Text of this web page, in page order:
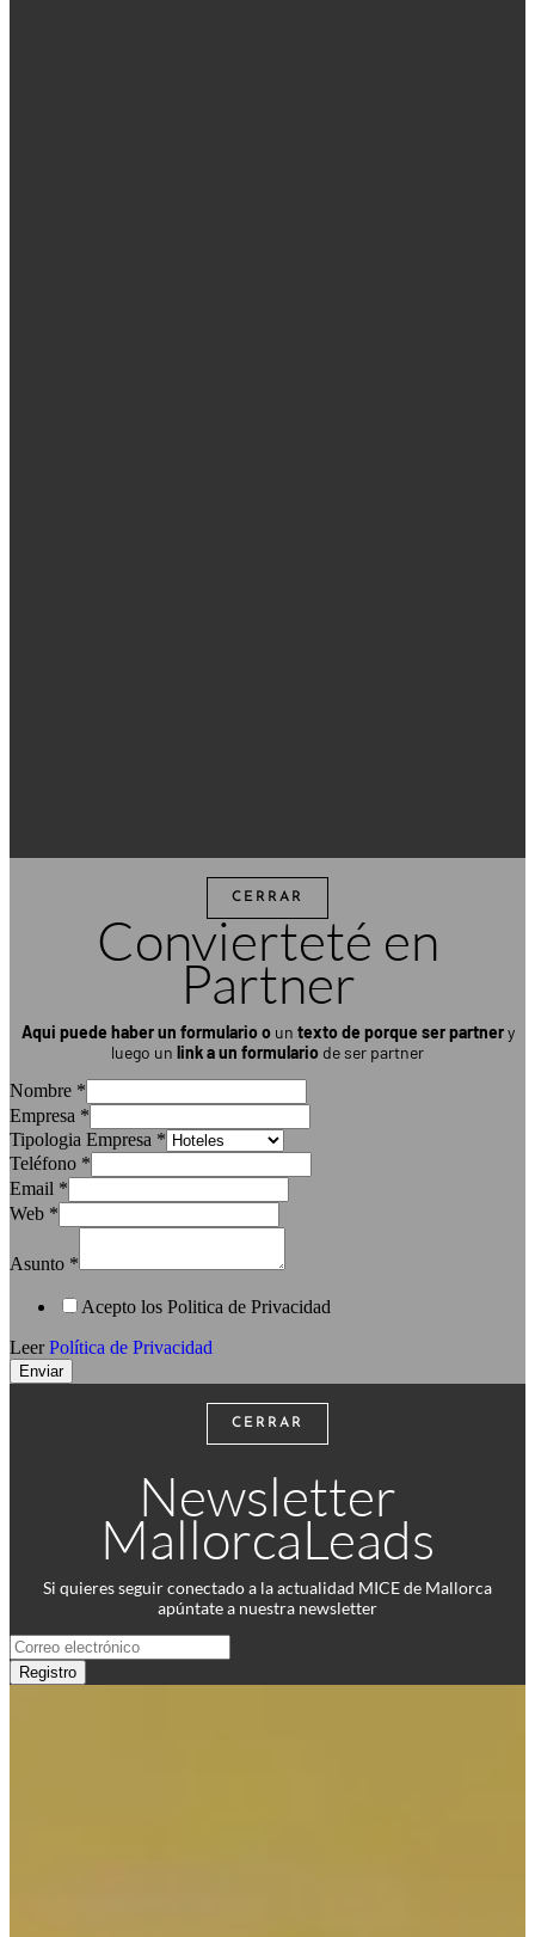
CERRAR
Convierteté en
Partner
Aqui puede haber un formulario oun texto de porque ser partnery
luego un link a un formulario de ser partner
Nombre *
Empresa *
Tipologia Empresa *
Teléfono *
Email *
Web *
Asunto *
Acepto los Politica de Privacidad
LeerPolítica de Privacidad
Enviar
CERRAR
Newsletter
MallorcaLeads
Si quieres seguir conectado a la actualidad MICE de Mallorca
apúntate a nuestra newsletter